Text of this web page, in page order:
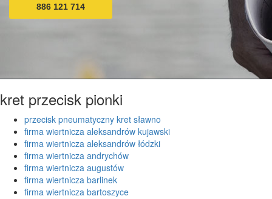
886 121 714
kret przecisk pionki
przecisk pneumatyczny kret sławno
firma wiertnicza aleksandrów kujawski
firma wiertnicza aleksandrów łódzki
firma wiertnicza andrychów
firma wiertnicza augustów
firma wiertnicza barlinek
firma wiertnicza bartoszyce